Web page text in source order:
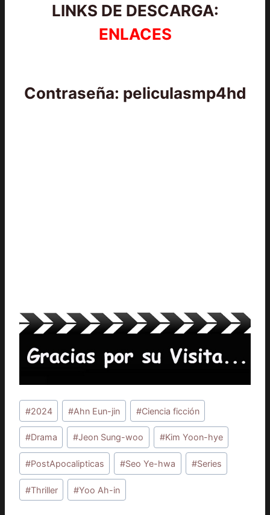
LINKS DE DESCARGA:
ENLACES
Contraseña: peliculasmp4hd
Etiquetas
de
la
entrada:
#2024 #Ahn Eun-jin #Ciencia ficción
#Drama #Jeon Sung-woo #Kim Yoon-hye
#PostApocalipticas #Seo Ye-hwa #Series
#Thriller #Yoo Ah-in